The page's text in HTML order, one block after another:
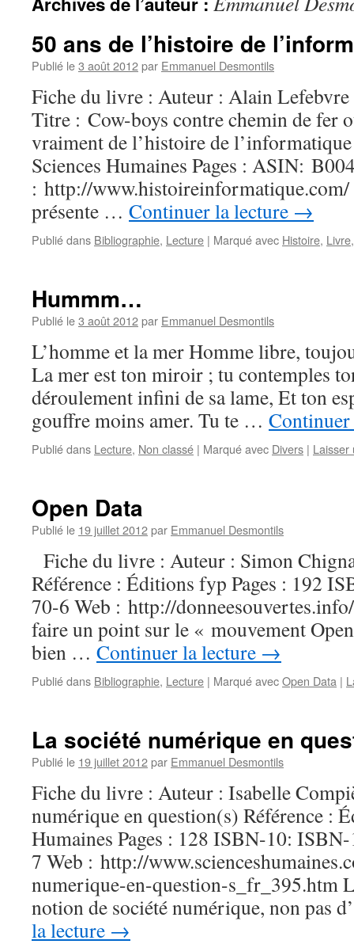
50 ans de l’histoire de
Publié le3 août 2012par Emmanuel Desmontils
Fiche du livre : Auteur : Alain
Titre : Cow-boys contre chemin de fer
vraiment de l’histoire de
Sciences Humaines Pages : ASIN:
: http://
présente … Continuer la lecture →
Publié dans Bibliographie, Lecture | Marqué avec Histoire, Livre
Hummm…
Publié le3 août 2012par Emmanuel Desmontils
L’homme et la mer Homme libre,
La mer est ton miroir ; tu contemples
déroulement infini de sa lame, Et ton
gouffre moins amer. Tu te …
Publié dans Lecture, Non classé | Marqué avec Divers | Laisser
Open Data
Publié le 19 juillet 2012par Emmanuel Desmontils
Fiche du livre : Auteur : Simon
Référence : Éditions fyp Pages : 192
70-6 Web : http://
faire un point sur le « mouvement
bien … Continuer la lecture →
Publié dans Bibliographie, Lecture | Marqué avecOpen Data |
La société numérique en
Publié le 19 juillet 2012par Emmanuel Desmontils
Fiche du livre : Auteur : Isabelle
numérique en question(s) Référence :
Humaines Pages : 128 ISBN-10:
7 Web : http://
numerique-en-question-s_fr_395.htm
notion de société numérique, non pas
la lecture →